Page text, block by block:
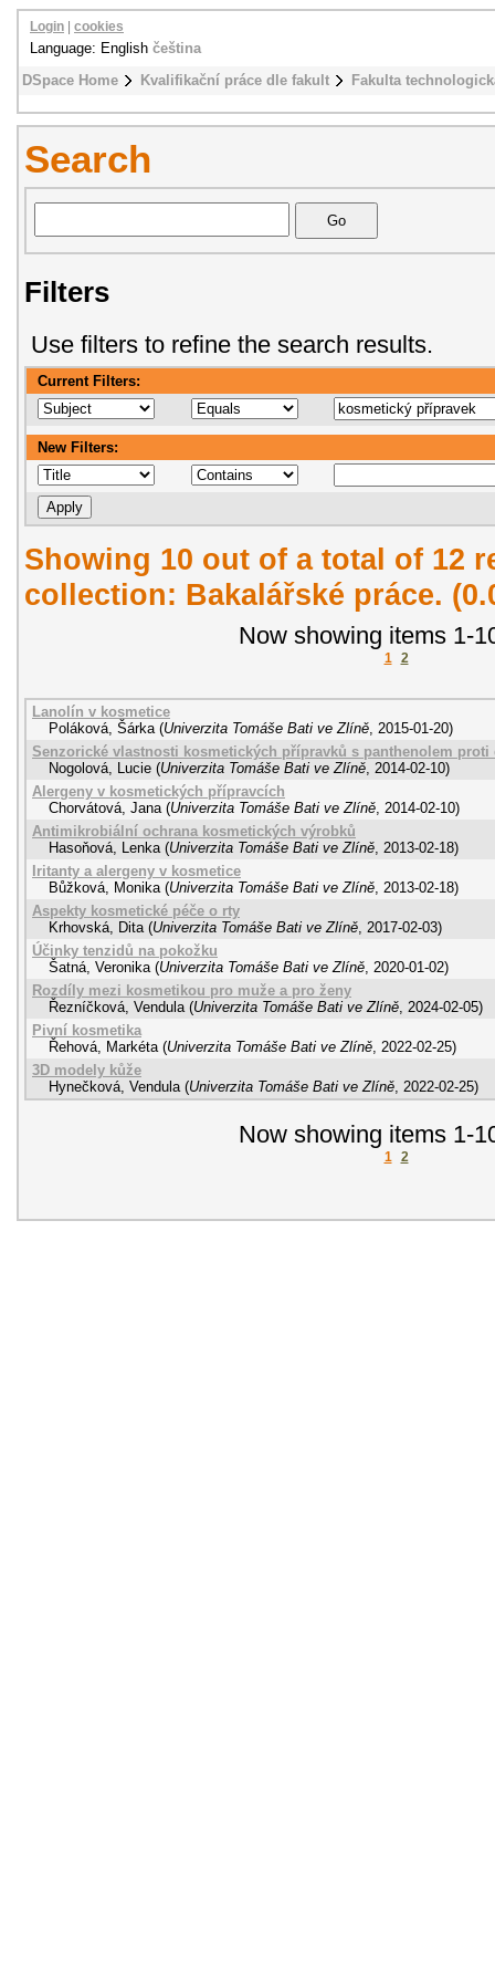
DSpace Home Kvalifikační práce dle fakult Fakulta
Login cookies
Language: English čeština
Search
Filters
Use filters to refine the search results.
Current Filters:
New Filters:
Showing 10 out of a total of 12
collection: Bakalářské práce.
Now showing items 1-
1 2
Lanolín v kosmetice
Poláková, Šárka (Univerzita Tomáše Bati ve Zlíně 2015-01-20)
Senzorické vlastnosti kosmetických přípravků s panthenolem proti
Nogolová, Lucie (Univerzita Tomáše Bati ve Zlíně 2014-02-10)
Alergeny v kosmetických přípravcích
Chorvátová, Jana (Univerzita Tomáše Bati ve Zlíně 2014-02-10)
Antimikrobiální ochrana kosmetických výrobků
Hasoňová, Lenka (Univerzita Tomáše Bati ve Zlíně 2013-02-18)
Iritanty a alergeny v kosmetice
Bůžková, Monika (Univerzita Tomáše Bati ve Zlíně 2013-02-18)
Aspekty kosmetické péče o rty
Krhovská, Dita (Univerzita Tomáše Bati ve Zlíně 2017-02-03)
Účinky tenzidů na pokožku
Šatná, Veronika (Univerzita Tomáše Bati ve Zlíně 2020-01-02)
Rozdíly mezi kosmetikou pro muže a pro ženy
Řezníčková, Vendula (Univerzita Tomáše Bati ve Zlíně 2024-02-05)
Pivní kosmetika
Řehová, Markéta (Univerzita Tomáše Bati ve Zlíně 2022-02-25)
3D modely kůže
Hynečková, Vendula (Univerzita Tomáše Bati ve Zlíně 2022-02-25)
Now showing items 1-
1 2